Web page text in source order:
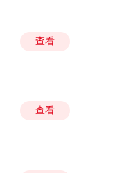
查看
查看